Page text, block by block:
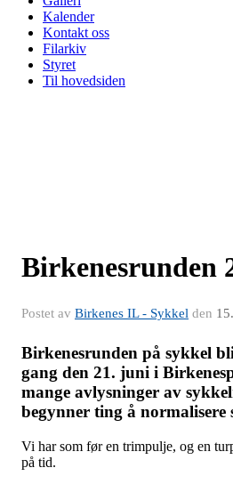
Kalender
Kontakt oss
Filarkiv
Styret
Til hovedsiden
Birkenesrunden
Postet av Birkenes IL - Sykkel den
Birkenesrunden på sykkel
gang den 21. juni i
mange avlysninger av
begynner ting å normalisere
Vi har som før en trimpulje, og en
på tid.